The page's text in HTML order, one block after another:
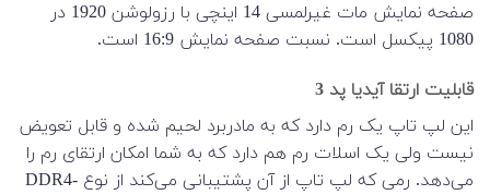
صفحه نمایش مات غیرلمسی 14 اینچی با رزولوشن 1920 در
1080 پیکسل است. نسبت صفحه نمایش 16:9 است.
قابلیت ارتقا آیدیا پد 3
این لپ تاپ یک رم دارد که به مادربرد لحیم شده و قابل تعویض
نیست ولی یک اسلات رم هم دارد که به شما امکان ارتقای رم را
می‌دهد. رمی که لپ تاپ از آن پشتیبانی می‌کند از نوع DDR4-